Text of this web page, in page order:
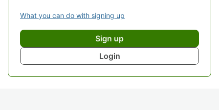
What you can do with signing up
Sign up
Login